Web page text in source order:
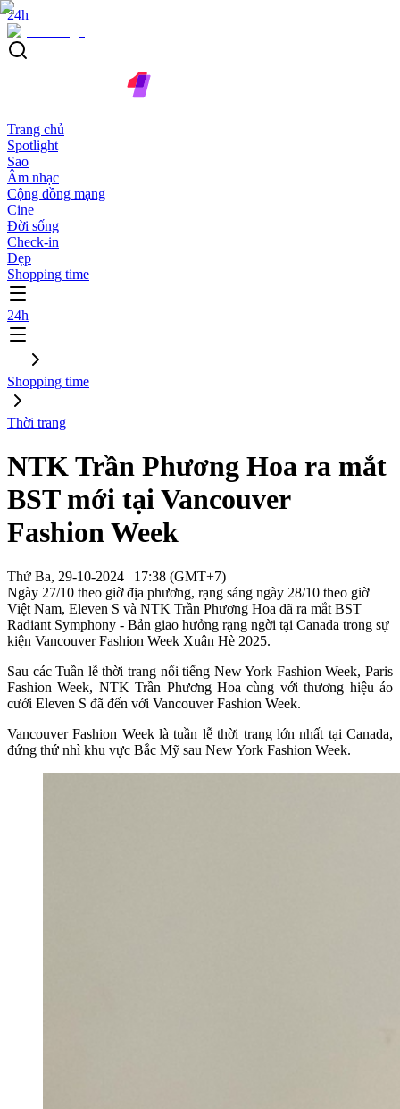
24h
Trang chủ
Spotlight
Sao
Âm nhạc
Cộng đồng mạng
Cine
Đời sống
Check-in
Đẹp
Shopping time
24h
Shopping time
Thời trang
NTK Trần Phương Hoa ra mắt
BST mới tại Vancouver
Fashion Week
Thứ Ba, 29-10-2024 | 17:38 (GMT+7)
Ngày 27/10 theo giờ địa phương, rạng sáng ngày 28/10 theo giờ
Việt Nam, Eleven S và NTK Trần Phương Hoa đã ra mắt BST
Radiant Symphony - Bản giao hưởng rạng ngời tại Canada trong sự
kiện Vancouver Fashion Week Xuân Hè 2025.
Sau các Tuần lễ thời trang nổi tiếng New York Fashion Week, Paris
Fashion Week, NTK Trần Phương Hoa cùng với thương hiệu áo
cưới Eleven S đã đến với Vancouver Fashion Week.
Vancouver Fashion Week là tuần lễ thời trang lớn nhất tại Canada,
đứng thứ nhì khu vực Bắc Mỹ sau New York Fashion Week.